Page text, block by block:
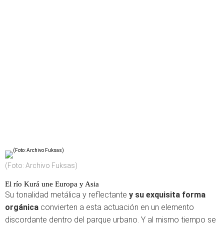
(Foto: Archivo Fuksas)
El río Kurá une Europa y Asia
Su tonalidad metálica y reflectante y su exquisita forma
orgánica convierten a esta actuación en un elemento
discordante dentro del parque urbano. Y al mismo tiempo se